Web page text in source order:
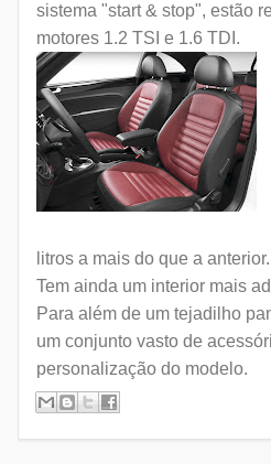
sistema "start & stop", estão
motores 1.2 TSI e 1.6 TDI.
litros a mais do que a anterior.
Tem ainda um interior mais
Para além de um tejadilho
um conjunto vasto de
personalização do modelo.